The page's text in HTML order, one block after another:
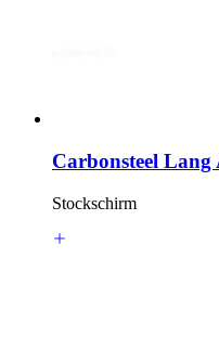
Carbonsteel
Stockschirm